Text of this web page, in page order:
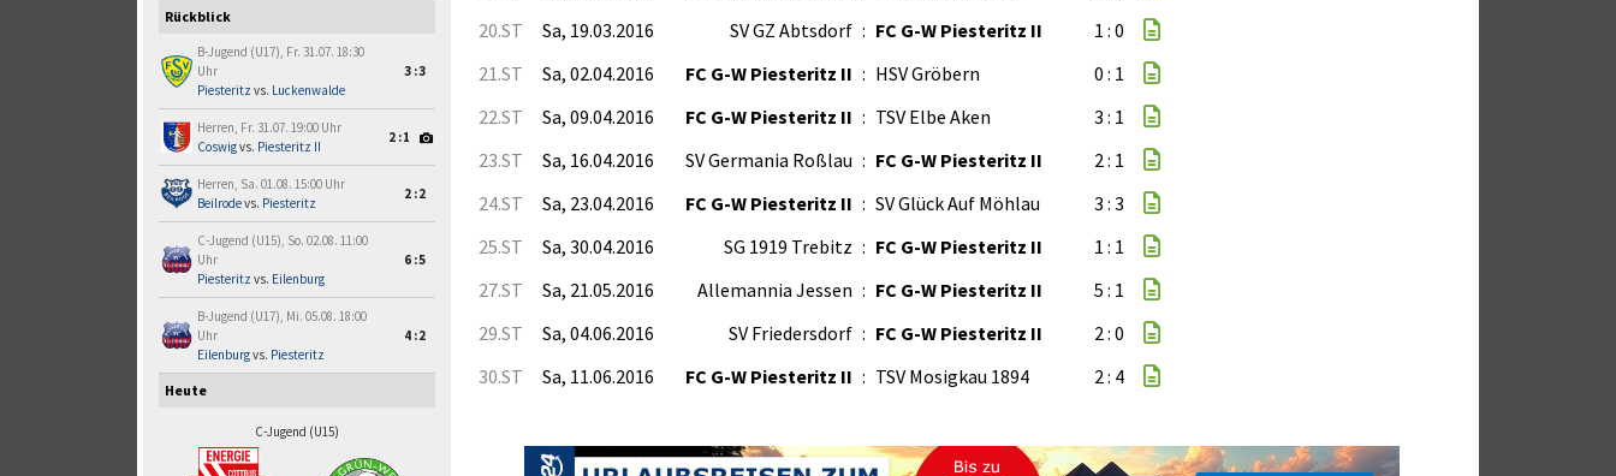
Rückblick
B-Jugend (U17), Fr. 31.07. 18:30
Uhr
Piesteritz vs. Luckenwalde
3:3
Herren, Fr. 31.07. 19:00 Uhr
Coswigvs. Piesteritz II
2:1
Herren, Sa. 01.08. 15:00 Uhr
Beilrodevs. Piesteritz
2:2
C-Jugend (U15), So. 02.08. 11:00
Uhr
Piesteritz vs. Eilenburg
6:5
B-Jugend (U17), Mi. 05.08. 18:00
Uhr
Eilenburgvs. Piesteritz
4:2
Heute
C-Jugend (U15)
20.ST
Sa, 19.03.2016 SV GZ Abtsdorf : FC G-W Piesteritz II
1 : 0
21.ST
Sa, 02.04.2016 FC G-W Piesteritz II : HSV Gröbern
0 : 1
22.ST
Sa, 09.04.2016 FC G-W Piesteritz II : TSV Elbe Aken
3 : 1
23.ST
Sa, 16.04.2016 SV Germania Roßlau : FC G-W Piesteritz II
2 : 1
24.ST
Sa, 23.04.2016 FC G-W Piesteritz II : SV Glück Auf Möhlau
3 : 3
25.ST
Sa, 30.04.2016 SG 1919 Trebitz : FC G-W Piesteritz II
1 : 1
27.ST
Sa, 21.05.2016 Allemannia Jessen : FC G-W Piesteritz II
5 : 1
29.ST
Sa, 04.06.2016 SV Friedersdorf : FC G-W Piesteritz II
2 : 0
30.ST
Sa, 11.06.2016 FC G-W Piesteritz II : TSV Mosigkau 1894 2 : 4